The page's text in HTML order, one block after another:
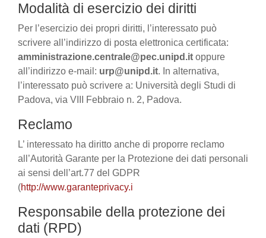
Modalità di esercizio dei diritti
Per l’esercizio dei propri diritti, l’interessato può
scrivere all’indirizzo di posta elettronica certificata:
amministrazione.centrale@pec.unipd.it oppure
all’indirizzo e-mail: urp@unipd.it. In alternativa,
l’interessato può scrivere a: Università degli Studi di
Padova, via VIII Febbraio n. 2, Padova.
Reclamo
L’ interessato ha diritto anche di proporre reclamo
all’Autorità Garante per la Protezione dei dati personali
ai sensi dell’art.77 del GDPR
(http://www.garanteprivacy.i
Responsabile della protezione dei
dati (RPD)